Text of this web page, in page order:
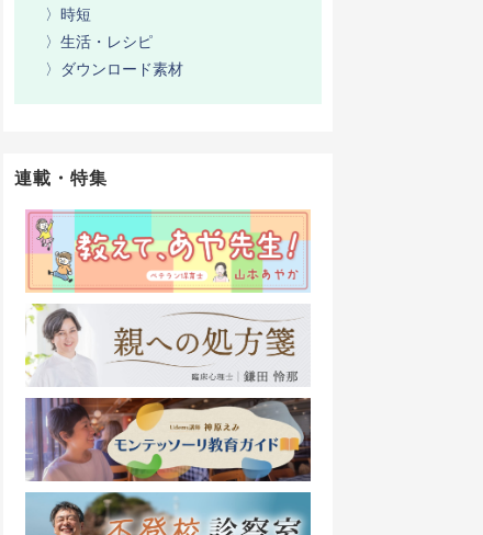
〉時短
〉生活・レシピ
〉ダウンロード素材
連載・特集